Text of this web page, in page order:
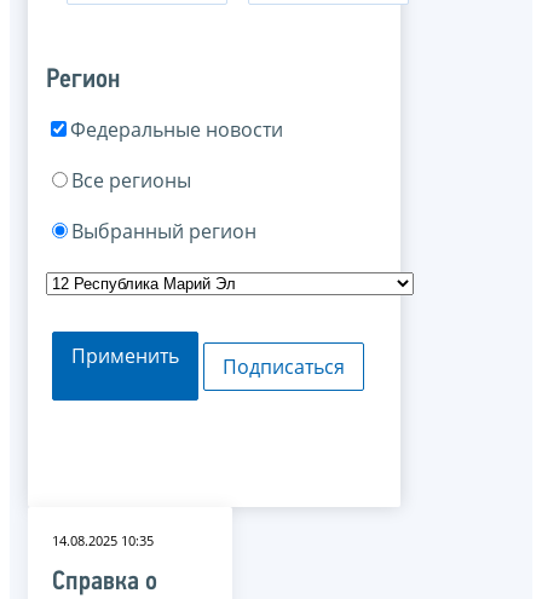
Регион
Федеральные новости
Все регионы
Выбранный регион
Применить Подписаться
14.08.2025 10:35
Справка о